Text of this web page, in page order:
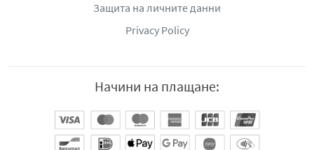
Защита на личните данни
Privacy Policy
Начини на плащане: